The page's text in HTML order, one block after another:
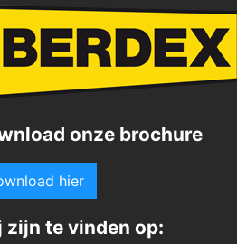
onze brochure
hier
zijn te vinden op: